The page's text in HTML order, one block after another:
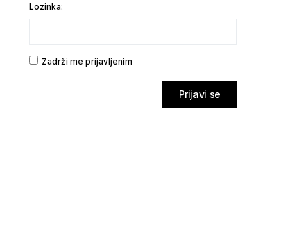
Lozinka:
Zadrži me prijavljenim
Prijavi se